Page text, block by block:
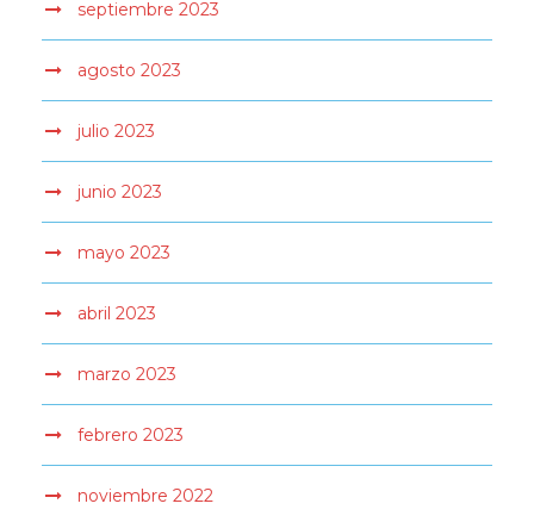
septiembre 2023
agosto 2023
julio 2023
junio 2023
mayo 2023
abril 2023
marzo 2023
febrero 2023
noviembre 2022